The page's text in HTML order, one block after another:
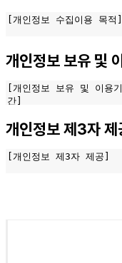
개인정보 보유 및
개인정보 제3자 제